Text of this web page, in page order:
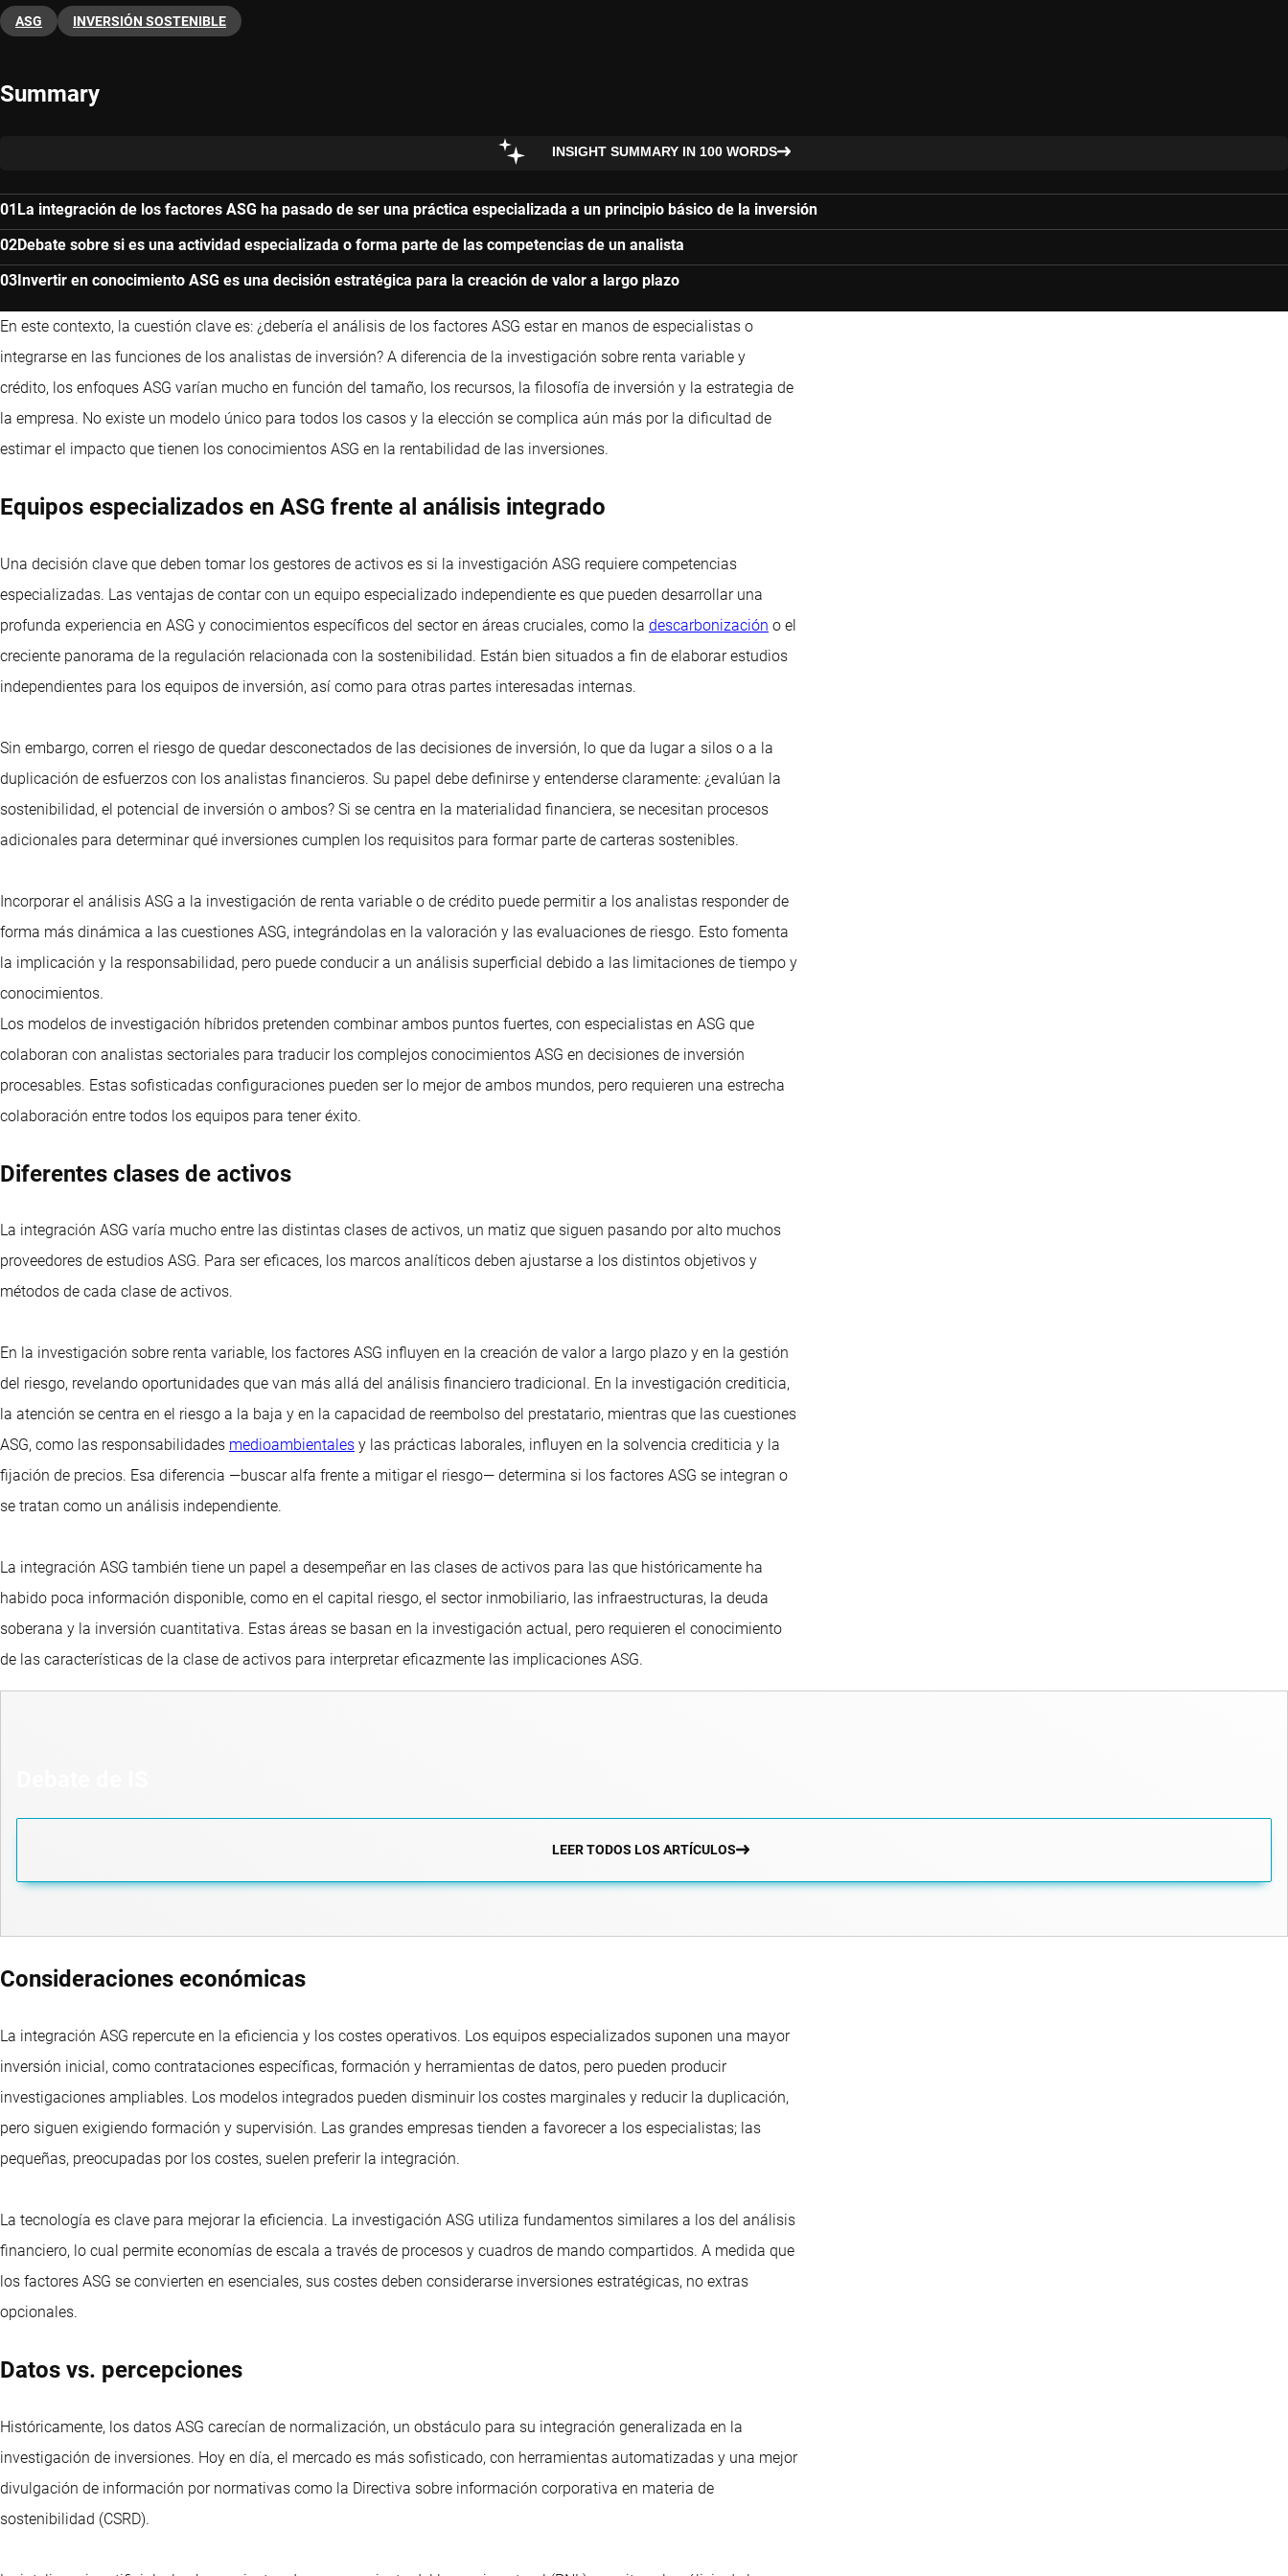
ASG INVERSIÓN SOSTENIBLE
Summary
INSIGHT SUMMARY IN 100 WORDS
La integración de los factores ASG ha pasado de ser una práctica especializada a un principio básico de la inversión
Debate sobre si es una actividad especializada o forma parte de las competencias de un analista
Invertir en conocimiento ASG es una decisión estratégica para la creación de valor a largo plazo
En este contexto, la cuestión clave es: ¿debería el análisis de los factores ASG estar en manos de especialistas o
integrarse en las funciones de los analistas de inversión? A diferencia de la investigación sobre renta variable y
crédito, los enfoques ASG varían mucho en función del tamaño, los recursos, la filosofía de inversión y la estrategia de
la empresa. No existe un modelo único para todos los casos y la elección se complica aún más por la dificultad de
estimar el impacto que tienen los conocimientos ASG en la rentabilidad de las inversiones.
Equipos especializados en ASG frente al análisis integrado
Una decisión clave que deben tomar los gestores de activos es si la investigación ASG requiere competencias
especializadas. Las ventajas de contar con un equipo especializado independiente es que pueden desarrollar una
profunda experiencia en ASG y conocimientos específicos del sector en áreas cruciales, como la descarbonización o el
creciente panorama de la regulación relacionada con la sostenibilidad. Están bien situados a fin de elaborar estudios
independientes para los equipos de inversión, así como para otras partes interesadas internas.
Sin embargo, corren el riesgo de quedar desconectados de las decisiones de inversión, lo que da lugar a silos o a la
duplicación de esfuerzos con los analistas financieros. Su papel debe definirse y entenderse claramente: ¿evalúan la
sostenibilidad, el potencial de inversión o ambos? Si se centra en la materialidad financiera, se necesitan procesos
adicionales para determinar qué inversiones cumplen los requisitos para formar parte de carteras sostenibles.
Incorporar el análisis ASG a la investigación de renta variable o de crédito puede permitir a los analistas responder de
forma más dinámica a las cuestiones ASG, integrándolas en la valoración y las evaluaciones de riesgo. Esto fomenta
la implicación y la responsabilidad, pero puede conducir a un análisis superficial debido a las limitaciones de tiempo y
conocimientos.
Los modelos de investigación híbridos pretenden combinar ambos puntos fuertes, con especialistas en ASG que
colaboran con analistas sectoriales para traducir los complejos conocimientos ASG en decisiones de inversión
procesables. Estas sofisticadas configuraciones pueden ser lo mejor de ambos mundos, pero requieren una estrecha
colaboración entre todos los equipos para tener éxito.
Diferentes clases de activos
La integración ASG varía mucho entre las distintas clases de activos, un matiz que siguen pasando por alto muchos
proveedores de estudios ASG. Para ser eficaces, los marcos analíticos deben ajustarse a los distintos objetivos y
métodos de cada clase de activos.
En la investigación sobre renta variable, los factores ASG influyen en la creación de valor a largo plazo y en la gestión
del riesgo, revelando oportunidades que van más allá del análisis financiero tradicional. En la investigación crediticia,
la atención se centra en el riesgo a la baja y en la capacidad de reembolso del prestatario, mientras que las cuestiones
ASG, como las responsabilidades medioambientales y las prácticas laborales, influyen en la solvencia crediticia y la
fijación de precios. Esa diferencia —buscar alfa frente a mitigar el riesgo— determina si los factores ASG se integran o
se tratan como un análisis independiente.
La integración ASG también tiene un papel a desempeñar en las clases de activos para las que históricamente ha
habido poca información disponible, como en el capital riesgo, el sector inmobiliario, las infraestructuras, la deuda
soberana y la inversión cuantitativa. Estas áreas se basan en la investigación actual, pero requieren el conocimiento
de las características de la clase de activos para interpretar eficazmente las implicaciones ASG.
LEER TODOS LOS ARTÍCULOS
Consideraciones económicas
La integración ASG repercute en la eficiencia y los costes operativos. Los equipos especializados suponen una mayor
inversión inicial, como contrataciones específicas, formación y herramientas de datos, pero pueden producir
investigaciones ampliables. Los modelos integrados pueden disminuir los costes marginales y reducir la duplicación,
pero siguen exigiendo formación y supervisión. Las grandes empresas tienden a favorecer a los especialistas; las
pequeñas, preocupadas por los costes, suelen preferir la integración.
La tecnología es clave para mejorar la eficiencia. La investigación ASG utiliza fundamentos similares a los del análisis
financiero, lo cual permite economías de escala a través de procesos y cuadros de mando compartidos. A medida que
los factores ASG se convierten en esenciales, sus costes deben considerarse inversiones estratégicas, no extras
opcionales.
Datos vs. percepciones
Históricamente, los datos ASG carecían de normalización, un obstáculo para su integración generalizada en la
investigación de inversiones. Hoy en día, el mercado es más sofisticado, con herramientas automatizadas y una mejor
divulgación de información por normativas como la Directiva sobre información corporativa en materia de
sostenibilidad (CSRD).